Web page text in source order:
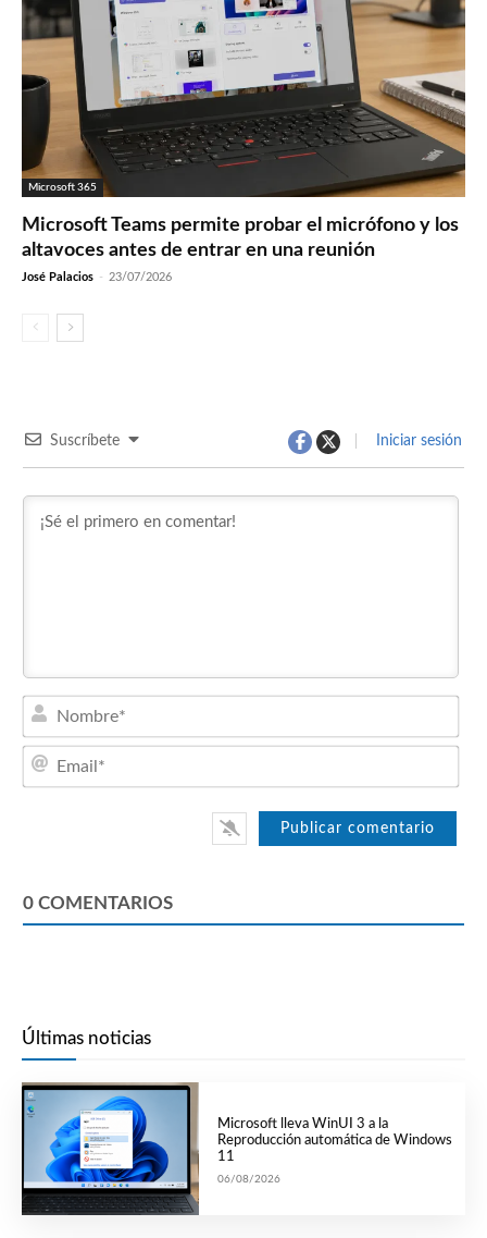
Microsoft 365
Microsoft Teams permite probar el micrófono y los
altavoces antes de entrar en una reunión
José Palacios - 23/07/2026
Suscríbete Iniciar sesión
0 COMENTARIOS
Últimas noticias
Microsoft lleva WinUI 3 a la
Reproducción automática de Windows
11
06/08/2026